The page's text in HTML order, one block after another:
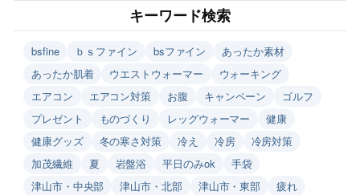
キーワード検索
bsfine ｂｓファイン bsファイン
あったか素材
あったか肌着
ウエストウォーマー
ウォーキング
エアコン
エアコン対策 お腹 キャンペーン
ゴルフ
プレゼント
ものづくり レッグウォーマー
健康
健康グッズ
冬の寒さ対策 冷え 冷房
冷房対策
加茂繊維
夏 岩盤浴 平日のみok
手袋
津山市・中央部
津山市・北部 津山市・東部
疲れ